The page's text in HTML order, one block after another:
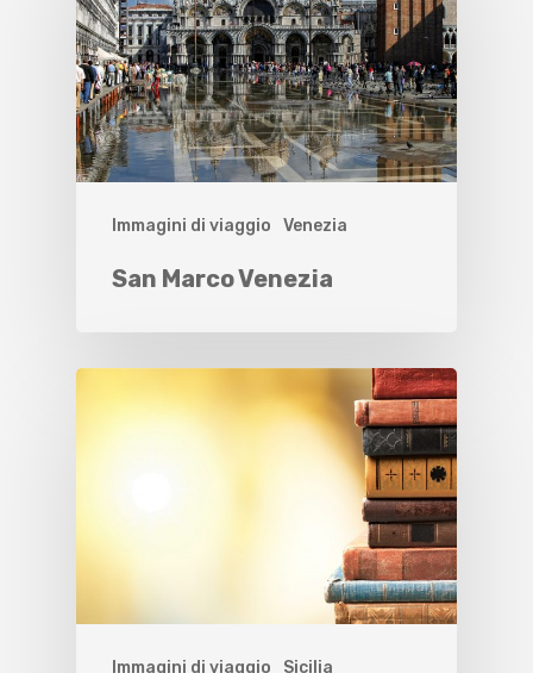
Immagini di viaggio Venezia
San Marco Venezia
Immagini di viaggio Sicilia